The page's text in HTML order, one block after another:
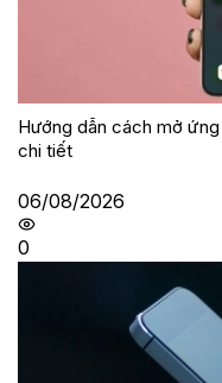
Hướng dẫn cách mở
chi tiết
06/08/2026
0